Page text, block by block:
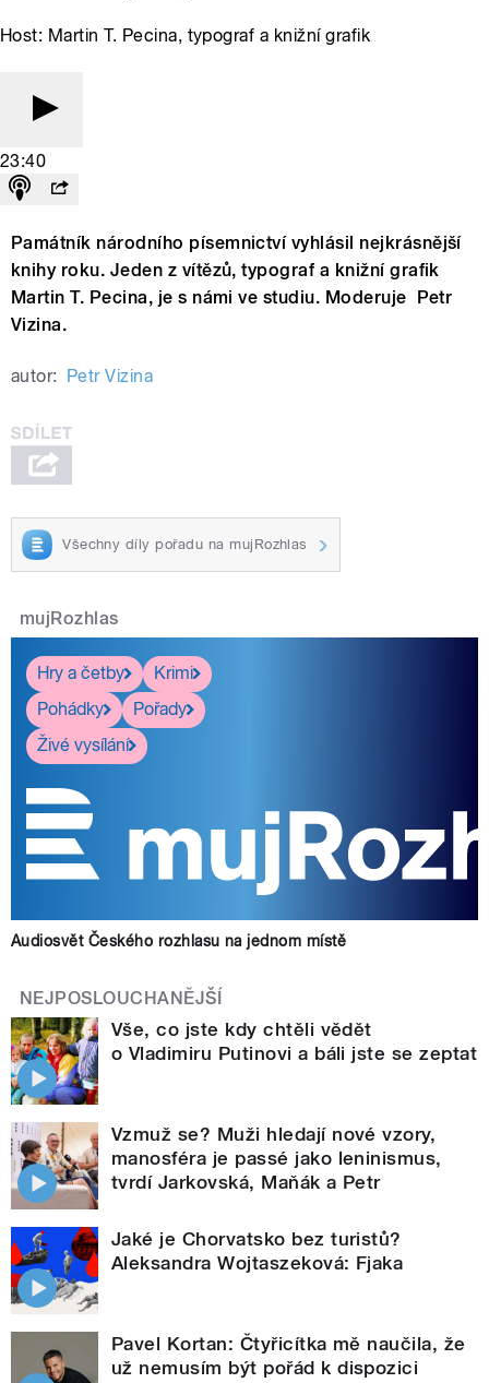
Host: Martin T. Pecina, typograf a knižní grafik
23:40
Památník národního písemnictví vyhlásil nejkrásnější
knihy roku. Jeden z vítězů, typograf a knižní grafik
Martin T. Pecina, je s námi ve studiu. Moderuje Petr
Vizina.
autor: Petr Vizina
Všechny díly pořadu na mujRozhlas
mujRozhlas
Hry a četby
Krimi
Pohádky
Pořady
Živé vysílání
Audiosvět Českého rozhlasu na jednom místě
NEJPOSLOUCHANĚJŠÍ
Vše, co jste kdy chtěli vědět
o Vladimiru Putinovi a báli jste se zeptat
Vzmuž se? Muži hledají nové vzory,
manosféra je passé jako leninismus,
tvrdí Jarkovská, Maňák a Petr
Jaké je Chorvatsko bez turistů?
Aleksandra Wojtaszeková: Fjaka
Pavel Kortan: Čtyřicítka mě naučila, že
už nemusím být pořád k dispozici